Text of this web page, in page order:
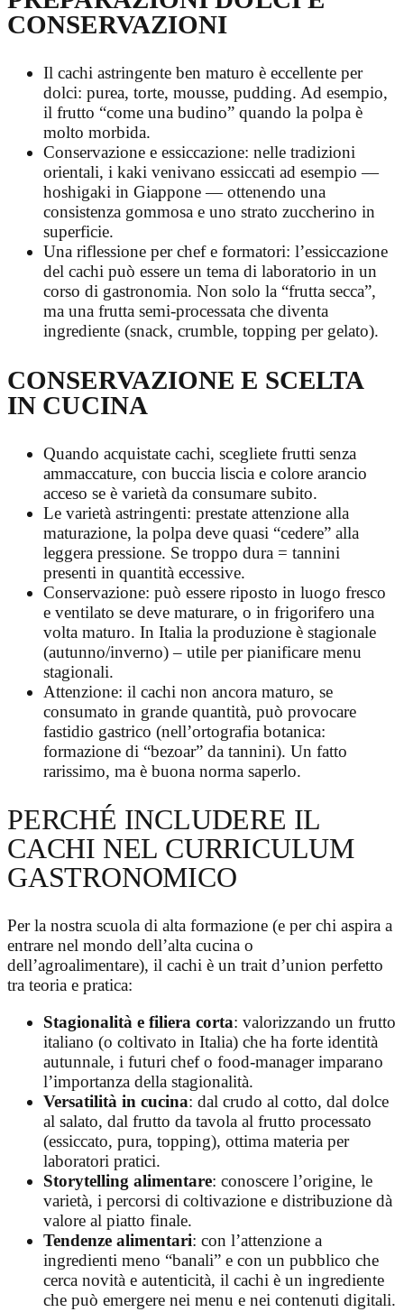
CONSERVAZIONI
Il cachi astringente ben maturo è eccellente per
dolci: purea, torte, mousse, pudding. Ad esempio,
il frutto “come una budino” quando la polpa è
molto morbida.
Conservazione e essiccazione: nelle tradizioni
orientali, i kaki venivano essiccati ad esempio —
hoshigaki in Giappone — ottenendo una
consistenza gommosa e uno strato zuccherino in
superficie.
Una riflessione per chef e formatori: l’essiccazione
del cachi può essere un tema di laboratorio in un
corso di gastronomia. Non solo la “frutta secca”,
ma una frutta semi-processata che diventa
ingrediente (snack, crumble, topping per gelato).
CONSERVAZIONE E SCELTA
IN CUCINA
Quando acquistate cachi, scegliete frutti senza
ammaccature, con buccia liscia e colore arancio
acceso se è varietà da consumare subito.
Le varietà astringenti: prestate attenzione alla
maturazione, la polpa deve quasi “cedere” alla
leggera pressione. Se troppo dura = tannini
presenti in quantità eccessive.
Conservazione: può essere riposto in luogo fresco
e ventilato se deve maturare, o in frigorifero una
volta maturo. In Italia la produzione è stagionale
(autunno/inverno) – utile per pianificare menu
stagionali.
Attenzione: il cachi non ancora maturo, se
consumato in grande quantità, può provocare
fastidio gastrico (nell’ortografia botanica:
formazione di “bezoar” da tannini). Un fatto
rarissimo, ma è buona norma saperlo.
PERCHÉ INCLUDERE IL
CACHI NEL CURRICULUM
GASTRONOMICO
Per la nostra scuola di alta formazione (e per chi aspira a
entrare nel mondo dell’alta cucina o
dell’agroalimentare), il cachi è un trait d’union perfetto
tra teoria e pratica:
Stagionalità e filiera corta: valorizzando un frutto
italiano (o coltivato in Italia) che ha forte identità
autunnale, i futuri chef o food-manager imparano
l’importanza della stagionalità.
Versatilità in cucina: dal crudo al cotto, dal dolce
al salato, dal frutto da tavola al frutto processato
(essiccato, pura, topping), ottima materia per
laboratori pratici.
Storytelling alimentare: conoscere l’origine, le
varietà, i percorsi di coltivazione e distribuzione dà
valore al piatto finale.
Tendenze alimentari: con l’attenzione a
ingredienti meno “banali” e con un pubblico che
cerca novità e autenticità, il cachi è un ingrediente
che può emergere nei menu e nei contenuti digitali.